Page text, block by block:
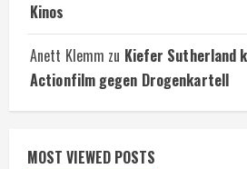
Kinos
Anett Klemm zu Kiefer Sutherland
Actionfilm gegen Drogenkartell
MOST VIEWED POSTS